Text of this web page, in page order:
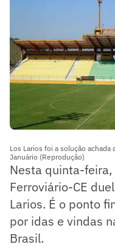
Los Larios foi a solução
Januário (Reprodução)
Nesta quinta-
Ferroviário-CE
Larios. É o ponto
por idas e vindas
Brasil.